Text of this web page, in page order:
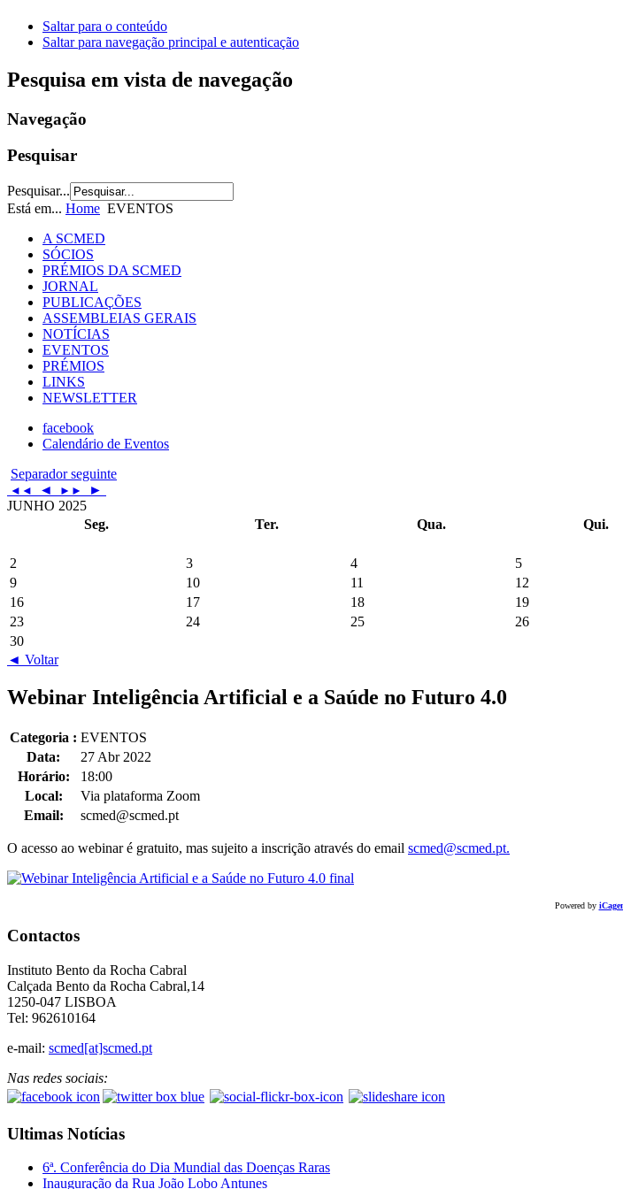
Saltar para o conteúdo
Saltar para navegação principal e autenticação
Pesquisa em vista de navegação
Navegação
Pesquisar
Pesquisar...
Está em... Home EVENTOS
A SCMED
SÓCIOS
PRÉMIOS DA SCMED
JORNAL
PUBLICAÇÕES
ASSEMBLEIAS GERAIS
NOTÍCIAS
EVENTOS
PRÉMIOS
LINKS
NEWSLETTER
facebook
Calendário de Eventos
Separador seguinte
◄◄ ◄ ►►
►
JUNHO 2025
Seg.
Ter. Qua. Qui.
2
3 4 5
9
10 11 12
16
17 18 19
23
24 25 26
30
◄ Voltar
Webinar Inteligência Artificial e a Saúde no Futuro 4.0
Categoria : EVENTOS
Data:
27 Abr 2022
Horário:
18:00
Local:
Via plataforma Zoom
Email:
scmed@scmed.pt
O acesso ao webinar é gratuito, mas sujeito a inscrição através do email scmed@scmed.pt.
Powered by
Contactos
Instituto Bento da Rocha Cabral
Calçada Bento da Rocha Cabral,14
1250-047 LISBOA
Tel: 962610164
e-mail: scmed[at]scmed.pt
Nas redes sociais:
Ultimas Notícias
6ª. Conferência do Dia Mundial das Doenças Raras
Inauguração da Rua João Lobo Antunes